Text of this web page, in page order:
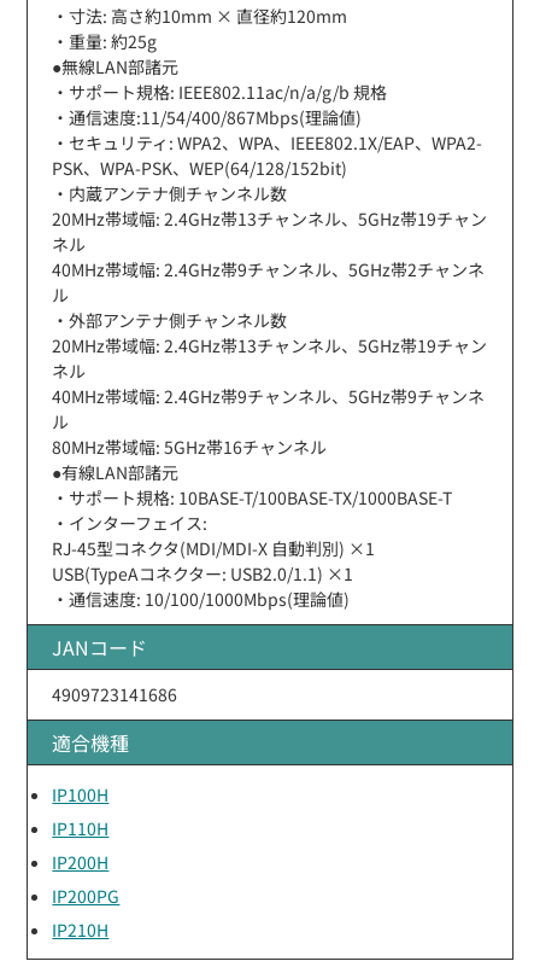
・寸法: 高さ約10mm × 直径約120mm
・重量: 約25g
●無線LAN部諸元
・サポート規格: IEEE802.11ac/n/a/g/b 規格
・通信速度:11/54/400/867Mbps(理論値)
・セキュリティ: WPA2、WPA、IEEE802.1X/EAP、WPA2-
PSK、WPA-PSK、WEP(64/128/152bit)
・内蔵アンテナ側チャンネル数
20MHz帯域幅: 2.4GHz帯13チャンネル、5GHz帯19チャン
ネル
40MHz帯域幅: 2.4GHz帯9チャンネル、5GHz帯2チャンネ
ル
・外部アンテナ側チャンネル数
20MHz帯域幅: 2.4GHz帯13チャンネル、5GHz帯19チャン
ネル
40MHz帯域幅: 2.4GHz帯9チャンネル、5GHz帯9チャンネ
ル
80MHz帯域幅: 5GHz帯16チャンネル
●有線LAN部諸元
・サポート規格: 10BASE-T/100BASE-TX/1000BASE-T
・インターフェイス:
RJ-45型コネクタ(MDI/MDI-X 自動判別) ×1
USB(TypeAコネクター: USB2.0/1.1) ×1
・通信速度: 10/100/1000Mbps(理論値)
JANコード
4909723141686
適合機種
IP100H
IP110H
IP200H
IP200PG
IP210H